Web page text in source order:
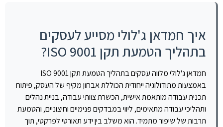
איך חמדאן ג'לולי מסייע לעסקים
בתהליך הטמעת תקן ISO 9001?
חמדאן ג'לולי מלווה עסקים בתהליך הטמעת תקן ISO 9001
באמצעות מתודולוגיה ייחודית הכוללת אבחון מקיף של העסק, פיתוח
תכנית עבודה מותאמת אישית, הכשרת צוותי עבודה, בניית נהלים
ותהליכי עבודה מתאימים, ליווי במבדקים פנימיים וחיצוניים, והטמעת
תרבות של שיפור מתמיד. הוא משלב בין ידע תאורטי לפרקטי, תוך